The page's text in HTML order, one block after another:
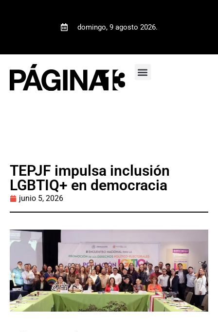
domingo, 9 agosto 2026.
TEPJF impulsa inclusión
LGBTIQ+ en democracia
junio 5, 2026